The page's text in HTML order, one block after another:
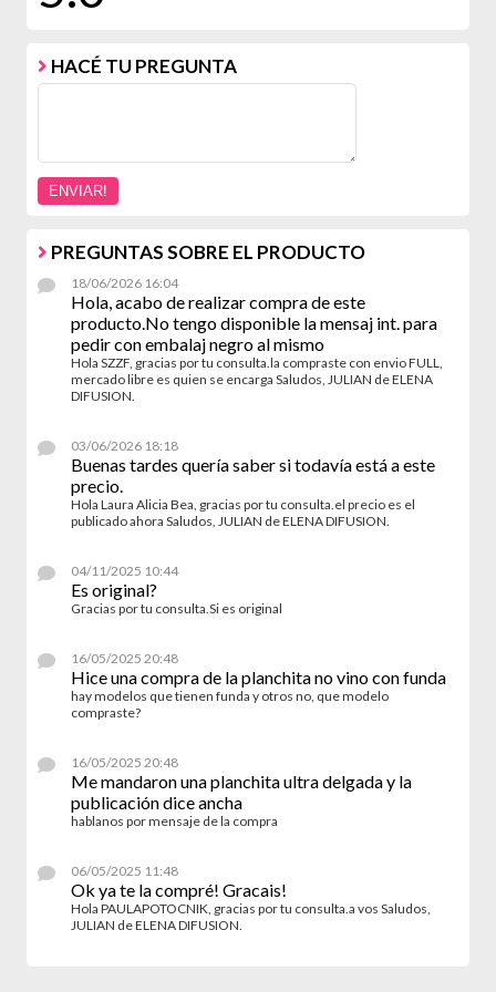
HACÉ TU PREGUNTA
PREGUNTAS SOBRE EL PRODUCTO
18/06/2026 16:04
Hola, acabo de realizar compra de este
producto.No tengo disponible la mensaj int. para
pedir con embalaj negro al mismo
Hola SZZF, gracias por tu consulta.la compraste con envio FULL,
mercado libre es quien se encarga Saludos, JULIAN de ELENA
DIFUSION.
03/06/2026 18:18
Buenas tardes quería saber si todavía está a este
precio.
Hola Laura Alicia Bea, gracias por tu consulta.el precio es el
publicado ahora Saludos, JULIAN de ELENA DIFUSION.
04/11/2025 10:44
Es original?
Gracias por tu consulta.Si es original
16/05/2025 20:48
Hice una compra de la planchita no vino con funda
hay modelos que tienen funda y otros no, que modelo
compraste?
16/05/2025 20:48
Me mandaron una planchita ultra delgada y la
publicación dice ancha
hablanos por mensaje de la compra
06/05/2025 11:48
Ok ya te la compré! Gracais!
Hola PAULAPOTOCNIK, gracias por tu consulta.a vos Saludos,
JULIAN de ELENA DIFUSION.